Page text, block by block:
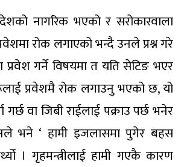
नागरिक भएको र सरोकारवाला
रोक लगाएको भन्दै उनले प्रश्न गरे
प्रवेश गर्ने विषयमा त यति सेटिङ भएर
प्रवेशमै रोक लगाउनु भएको छ, यो
वा जिबी राईलाई पक्राउ पर्छ भनेर
भने ‘ हामी इजलासमा पुगेर बहस
। गृहमन्त्रीलाई हामी गएकै कारण